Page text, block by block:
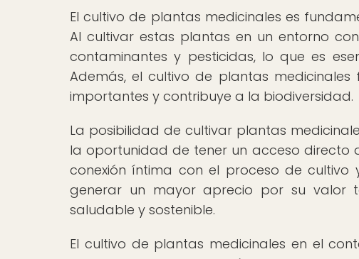
El cultivo de plantas medicinales es
Al cultivar estas plantas en un entorno
contaminantes y pesticidas, lo que es
Además, el cultivo de plantas
importantes y contribuye a la biodiversidad.
La posibilidad de cultivar plantas
la oportunidad de tener un acceso directo
conexión íntima con el proceso de
generar un mayor aprecio por su valor
saludable y sostenible.
El cultivo de plantas medicinales en el